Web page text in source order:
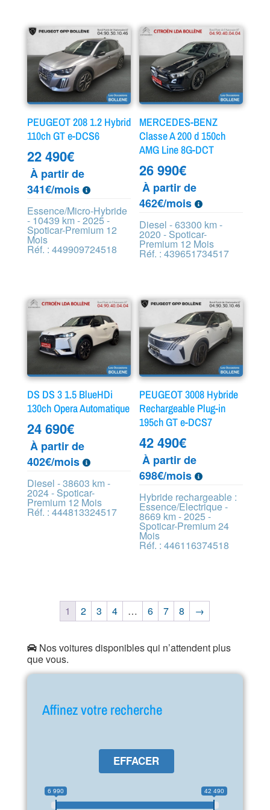
PEUGEOT 208 1.2 Hybrid
110ch GT e-DCS6
22 490€
À partir de
341€/mois
Essence/Micro-Hybride
- 10439 km - 2025 -
Spoticar-Premium 12
Mois
Réf. : 449909724518
MERCEDES-BENZ
Classe A 200 d 150ch
AMG Line 8G-DCT
26 990€
À partir de
462€/mois
Diesel - 63300 km -
2020 - Spoticar-
Premium 12 Mois
Réf. : 439651734517
DS DS 3 1.5 BlueHDi
130ch Opera Automatique
24 690€
À partir de
402€/mois
Diesel - 38603 km -
2024 - Spoticar-
Premium 12 Mois
Réf. : 444813324517
PEUGEOT 3008 Hybride
Rechargeable Plug-in
195ch GT e-DCS7
42 490€
À partir de
698€/mois
Hybride rechargeable :
Essence/Electrique -
8669 km - 2025 -
Spoticar-Premium 24
Mois
Réf. : 446116374518
1 2 3 4 … 6 7 8 →
Nos voitures disponibles qui n’attendent plus
que vous.
Affinez votre recherche
EFFACER
6 990 42 490